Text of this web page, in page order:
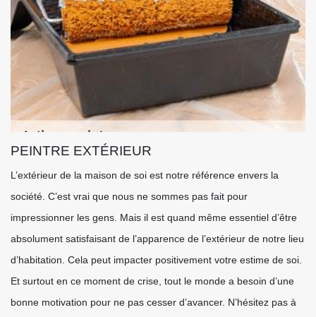
PEINTRE EXTÉRIEUR
L’extérieur de la maison de soi est notre référence envers la
société. C’est vrai que nous ne sommes pas fait pour
impressionner les gens. Mais il est quand même essentiel d’être
absolument satisfaisant de l’apparence de l’extérieur de notre lieu
d’habitation. Cela peut impacter positivement votre estime de soi.
Et surtout en ce moment de crise, tout le monde a besoin d’une
bonne motivation pour ne pas cesser d’avancer. N’hésitez pas à